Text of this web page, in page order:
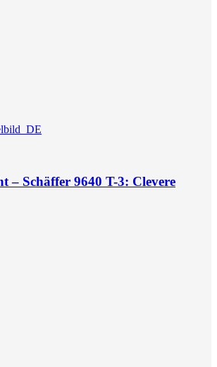
– Schäffer 9640 T-3: Clevere